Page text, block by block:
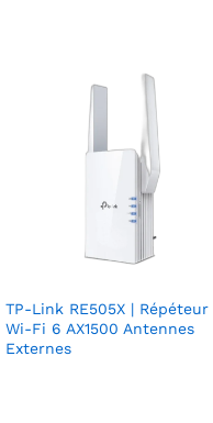
TP-Link RE505X | Répéteur
Wi-Fi 6 AX1500 Antennes
Externes